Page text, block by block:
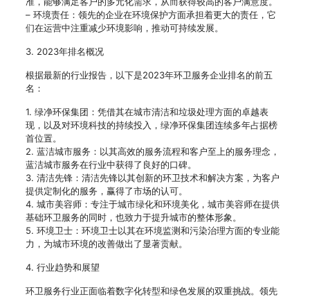
– 环境责任：领先的企业在环境保护方面承担着更大的责任，它
们在运营中注重减少环境影响，推动可持续发展。
3. 2023年排名概况
根据最新的行业报告，以下是2023年环卫服务企业排名的前五
名：
1. 绿净环保集团：凭借其在城市清洁和垃圾处理方面的卓越表
现，以及对环境科技的持续投入，绿净环保集团连续多年占据榜
首位置。
2. 蓝洁城市服务：以其高效的服务流程和客户至上的服务理念，
蓝洁城市服务在行业中获得了良好的口碑。
3. 清洁先锋：清洁先锋以其创新的环卫技术和解决方案，为客户
提供定制化的服务，赢得了市场的认可。
4. 城市美容师：专注于城市绿化和环境美化，城市美容师在提供
基础环卫服务的同时，也致力于提升城市的整体形象。
5. 环境卫士：环境卫士以其在环境监测和污染治理方面的专业能
力，为城市环境的改善做出了显著贡献。
4. 行业趋势和展望
环卫服务行业正面临着数字化转型和绿色发展的双重挑战。领先